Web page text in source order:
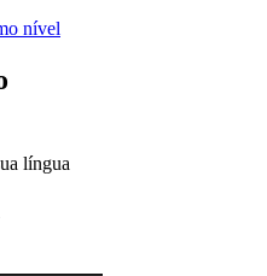
nível